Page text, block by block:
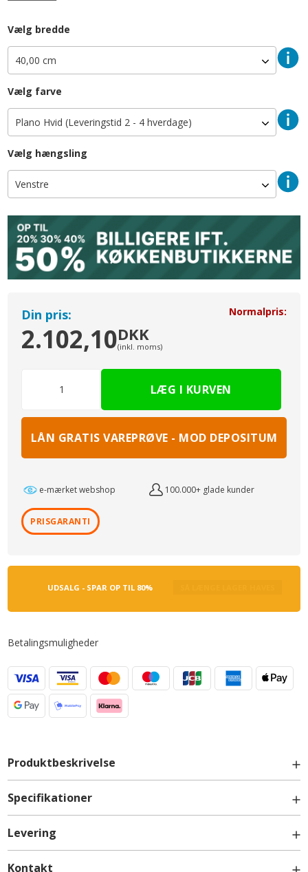
Dybde: 580 mm / 58 cm (max dybden med låge 604 mm)
Indvendig skabsdybde: 558 mm / 55,8 cm
Skabet lagerføres
Vælg bredde
Vælg farve
Vælg hængsling
Din pris:
2.102,10DKK
(inkl. moms)
Normalpris:
LÅN GRATIS VAREPRØVE - MOD DEPOSITUM
e-mærket webshop 100.000+ glade kunder
PRISGARANTI
UDSALG - SPAR OP TIL 80%
Betalingsmuligheder
Produktbeskrivelse
1 stk. låge H: 1244 mm / 124,4 cm
Specifikationer
Fordele ved Plano Hvid
Levering
Kontakt